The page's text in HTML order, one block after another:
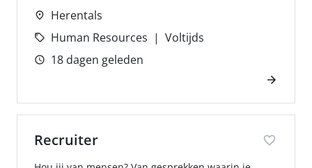
Herentals
Human Resources
Voltijds
18 dagen geleden
Recruiter